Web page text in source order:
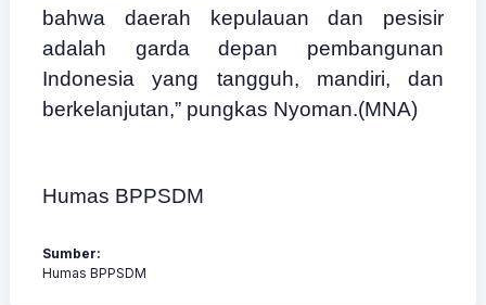
bahwa daerah kepulauan dan pesisir
adalah garda depan pembangunan
Indonesia yang tangguh, mandiri, dan
berkelanjutan,” pungkas Nyoman.(MNA)
Humas BPPSDM
Sumber:
Humas BPPSDM